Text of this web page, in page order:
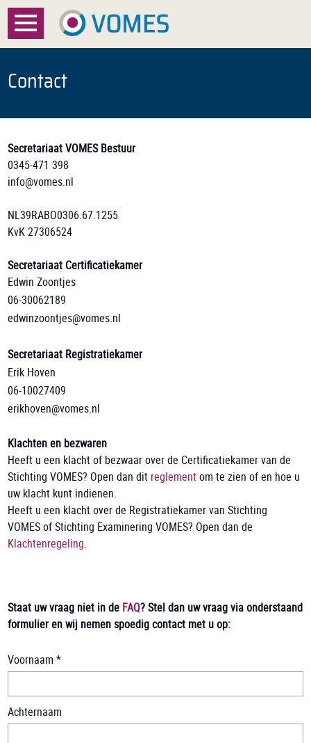
Menu
Registratie
Nieuws
FAQ
Contact
Contact
Secretariaat VOMES Bestuur
0345-471 398
info@vomes.nl
NL39RABO0306.67.1255
KvK 27306524
Secretariaat Certificatiekamer
Edwin Zoontjes
06-30062189
edwinzoontjes@vomes.nl
Secretariaat Registratiekamer
Erik Hoven
06-10027409
erikhoven@vomes.nl
Klachten en bezwaren
Heeft u een klacht of bezwaar over de Certificatiekamer van de
Stichting VOMES? Open dan dit reglementom te zien of en hoe u
uw klacht kunt indienen.
Heeft u een klacht over de Registratiekamer van Stichting
VOMES of Stichting Examinering VOMES? Open dan de
Klachtenregeling.
Staat uw vraag niet in de FAQ? Stel dan uw vraag via onderstaand
formulier en wij nemen spoedig contact met u op:
Voornaam *
Achternaam